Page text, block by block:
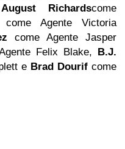
Richardscome
come Agente Victoria
come Agente Jasper
Felix Blake, B.J.
eBrad Dourifcome